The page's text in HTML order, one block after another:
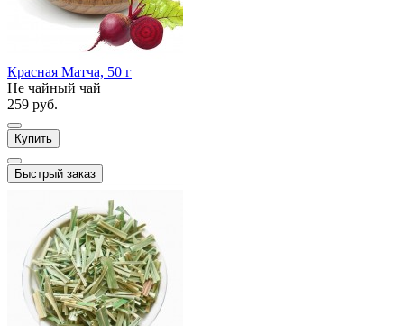
Красная Матча, 50 г
Не чайный чай
259 руб.
Купить
Быстрый заказ